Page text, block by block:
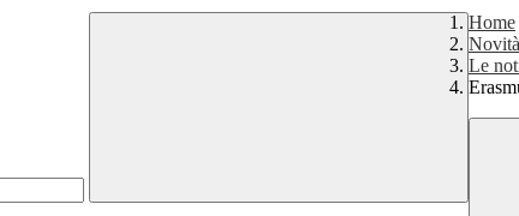
Home
Novità
Le